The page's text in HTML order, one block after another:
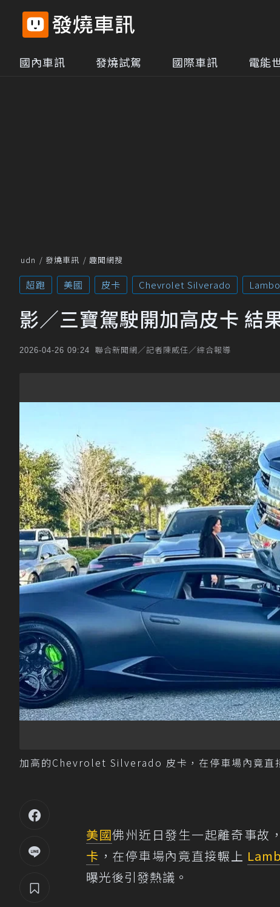
國內車訊 發燒試駕 國際車訊 電能
udn 發燒車訊 趣聞網搜
超跑 美國 皮卡 Chevrolet Silverado
影／三寶駕駛開加高皮卡 結
2026-04-26 09:24 聯合新聞網／記者陳威任／綜合報導
加高的Chevrolet Silverado 皮卡，在停車場內竟
美國佛州近日發生一起離奇事故
卡 ，在停車場內竟直接輾上
曝光後引發熱議。